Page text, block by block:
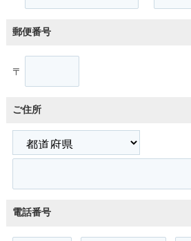
郵便番号
〒
ご住所
電話番号